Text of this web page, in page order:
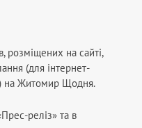
розміщених на сайті,
(для інтернет-
на Житомир Щодня.
реліз» та в